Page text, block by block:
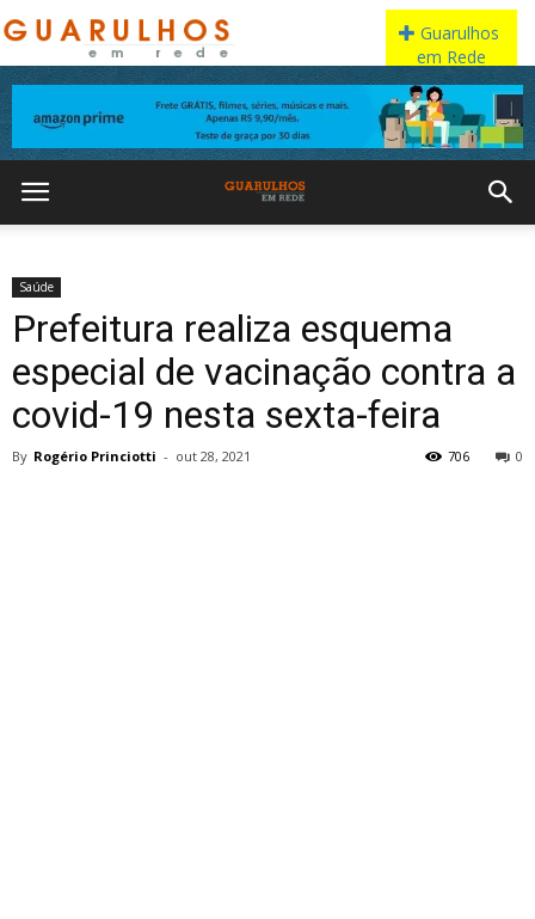
Saúde
Prefeitura realiza esquema
especial de vacinação contra a
covid-19 nesta sexta-feira
By Rogério Princiotti - out 28, 2021 0
706